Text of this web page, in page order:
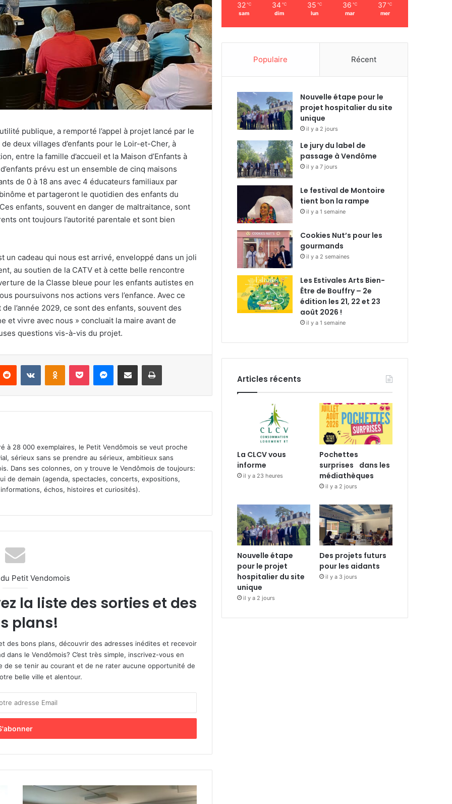
publique, a remporté l’appel à projet lancé par le
deux villages d’enfants pour le Loir-et-Cher, à
entre la famille d’accueil et la Maison d’Enfants à
prévu est un ensemble de cinq maisons
de 0 à 18 ans avec 4 éducateurs familiaux par
et partageront le quotidien des enfants du
enfants, souvent en danger de maltraitance, sont
ont toujours l’autorité parentale et sont bien
un cadeau qui nous est arrivé, enveloppé dans un joli
au soutien de la CATV et à cette belle rencontre
de la Classe bleue pour les enfants autistes en
poursuivons nos actions vers l’enfance. Avec ce
l’année 2029, ce sont des enfants, souvent des
et vivre avec nous » concluait la maire avant de
questions vis-à-vis du projet.
à 28 000 exemplaires, le Petit Vendômois se veut proche
sérieux sans se prendre au sérieux, ambitieux sans
Dans ses colonnes, on y trouve le Vendômois de toujours:
de demain (agenda, spectacles, concerts, expositions,
échos, histoires et curiosités).
Petit Vendomois
la liste des sorties et des
plans!
des bons plans, découvrir des adresses inédites et recevoir
le Vendômois? C’est très simple, inscrivez-vous en
de se tenir au courant et de ne rater aucune opportunité de
belle ville et alentour.
U
n
32 ℃
sam
34 ℃
dim
35 ℃
lun
36 ℃
mar
37 ℃
mer
Populaire Récent
Nouvelle étape pour le
projet hospitalier du site
unique
il y a 2 jours
Le jury du label de
passage à Vendôme
il y a 7 jours
Le festival de Montoire
tient bon la rampe
il y a 1 semaine
Cookies Nut’s pour les
gourmands
il y a 2 semaines
Les Estivales Arts Bien-
Être de Bouffry – 2e
édition les 21, 22 et 23
août 2026 !
il y a 1 semaine
Articles récents
La CLCV vous
informe
il y a 23 heures
Pochettes
surprises dans les
médiathèques
il y a 2 jours
Nouvelle étape
pour le projet
hospitalier du site
unique
il y a 2 jours
Des projets futurs
pour les aidants
il y a 3 jours